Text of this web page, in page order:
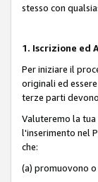
stesso con
1. Iscrizione ed
Per iniziare il
originali ed
terze parti
Valuteremo la
l'inserimento nel
che:
(a) promuovono